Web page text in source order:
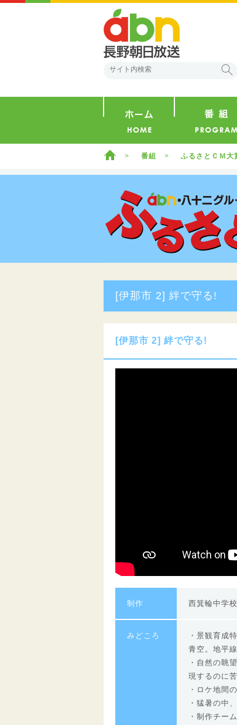
ホーム 番組 ふるさとＣＭ大
[伊那市 2] 絆で守る!
[伊那市 2] 絆で守る!
制作 西箕輪中学
みどころ
・景観育成
青空。地平
・自然の眺
現するのに
・ロケ地間
・猛暑の中
・制作チー